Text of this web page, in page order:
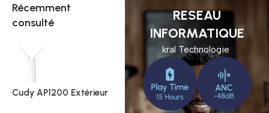
Récemment
consulté
Cudy AP1200 Extérieur
RESEAU
INFORMATIQUE
kral Technologie